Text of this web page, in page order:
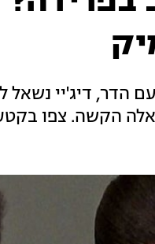
דיג'יי נשאל
הקשה. צפו